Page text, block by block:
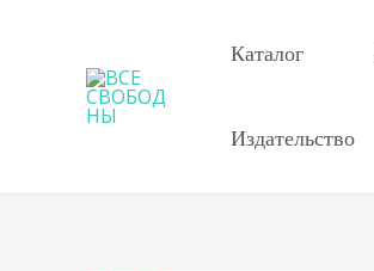
содержимому
Каталог
Издательство